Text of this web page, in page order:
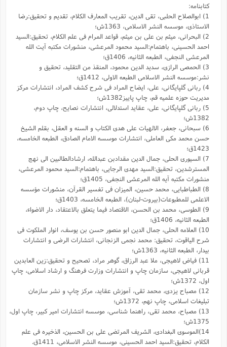
کتابنامه:
1) ابوالصلاح الحلبی، تقی الدین، تقریب المعارف الکلام، تقدیم و تحقیق:رضا
الاستاذی، موسسه النشر الاسلامی، 1363ش؛
2) البحرانی، میثم بن علی بن میثم، قواعد المرام فی علم الکلام، تحقیق:السید
احمد الحسینی، باهتمام:السید محمود المرعشی، منشورات مکتبه آیت الله
المرعشی النجفی، الطبعه الثانیه، 1406ق؛
3) الحمصی الرازی، سدید الدین محمود، المنقذ من التقلید، تحقیق و
نشر:موسسه النشر الاسلامی الطبعه الاولی، 1412ق؛
4) ربانی گلپایگانی، علی، ایضاح المراد فی شرح کشف المراد، انتشارات مرکز
مدیریت حوزه علمیه قم، چاپ پاییز1382ش؛
5) ربانی گلپایگانی، علی، عقاید استدلالی، انتشارات نصایح، چاپ دوم،
1382ش؛
6) سبحانی، جعفر، الالهیات علی هدی الکتاب و السنه و العقل، بقلم الشیخ
حسن محمد مکی العاملی، انتشارات موسسه الامام الصادق، الطبعه الخامسه،
1423ق؛
7) السیوری الحلی، جمال الدین مقدادبن عبدالله، ارشادالطالبین الی نهج
المسترشدین، تحقیق:السید مهدی الرجایی، باهتمام:السید محمود المرعشی،
منشورات مکتبه آیه الله المرعشی النجفی، 1405ق؛
8) الطباطبایی، محمد حسین، المیزان فی تفسیر القرآن، منشورات مؤسسه
الاعلمی للمطبوعات(بیروت-لبنان)، الطبعه الخامسه، 1403ق؛
9) الطوسی، محمد بن الحسن، الاقتصاد فیما یتعلق بالاعتقاد، دار الاضواء،
الطبعه الثانیه، 1406ق؛
10) العلامه الحلی، جمال الدین ابو منصور حسن بن یوسف، انوار الملکوت فی
شرح الیاقوت، تحقیق: محمد نجمی الزنجانی، انتشارات الرضی و انتشارات
بیدار، الطبعه الثانیه، 1363ش؛
11) فیاض لاهیجی، ملا عبد الرزاق، گوهر مراد، تصحیح و تحقیق:زین العابدین
قربانی لاهیجی، سازمان چاپ و انتشارات وزارت فرهنگ و ارشاد اسلامی، چاپ
اول، 1372ش؛
12) مصباح یزدی، محمد تقی، آموزش عقاید، مرکز چاپ و نشر سازمان
تبلیغات اسلامی، چاپ نهم، 1372ش؛
13) مصباح، محمد تقی، راهنما شناسی، موسسه انتشارات امیر کبیر، چاپ اول،
1375ش؛
14)الموسوی البغدادی، الشریف المرتضی علی بن الحسین، الذخیره فی علم
الکلام، تحقیق:السید احمد الحسینی، موسسه النشر الاسلامی، 1411ق.